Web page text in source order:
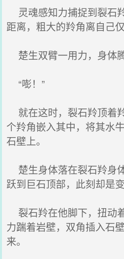
灵魂感知力捕捉到裂石
距离，粗大的羚角离自己
楚生双臂一用力，身体
“嘭！”
就在这时，裂石羚顶着
个羚角嵌入其中，将其水
石壁上。
楚生身体落在裂石羚身
跃到巨石顶部，此刻却是变
裂石羚在他脚下，扭动
力踹着岩壁，双角插入石
来。